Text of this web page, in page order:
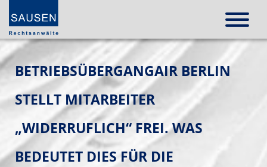
BETRIEBSÜBERGANGAIR BERLIN
STELLT MITARBEITER
„WIDERRUFLICH“ FREI. WAS
BEDEUTET DIES FÜR DIE